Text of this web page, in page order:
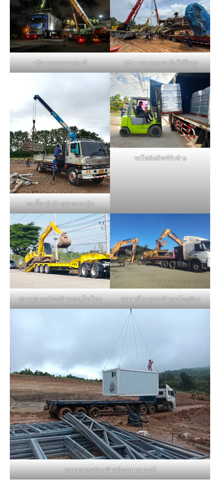
บริการรถเครนชลบุรี บริการรถเครนยกต้นไม้ใหญ่
รถเฮี๊ยบรับจ้างยกของหนัก
รถโฟล์คลิฟท์รับจ้าง
รถเทรลเลอร์ขนย้ายรถแม็คโคร รถหางโรเบสขนย้ายเครื่องจักร
รถเทรลเลอร์ขนย้ายตู้คอนเทนเนอร์